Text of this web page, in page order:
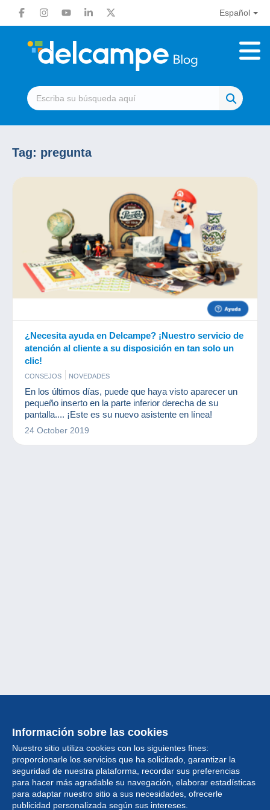
Español
Tag: pregunta
¿Necesita ayuda en Delcampe? ¡Nuestro servicio de
atención al cliente a su disposición en tan solo un
clic!
CONSEJOS NOVEDADES
En los últimos días, puede que haya visto aparecer un
pequeño inserto en la parte inferior derecha de su
pantalla.... ¡Este es su nuevo asistente en línea!
24 October 2019
Información sobre las cookies
Nuestro sitio utiliza cookies con los siguientes fines:
proporcionarle los servicios que ha solicitado, garantizar la
seguridad de nuestra plataforma, recordar sus preferencias
para hacer más agradable su navegación, elaborar estadísticas
para adaptar nuestro sitio a sus necesidades, ofrecerle
publicidad personalizada según sus intereses.
Colección